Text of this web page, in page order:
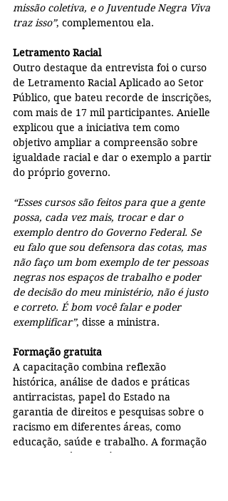
missão coletiva, e o Juventude Negra Viva
traz isso”, complementou ela.
Letramento Racial
Outro destaque da entrevista foi o curso
de Letramento Racial Aplicado ao Setor
Público, que bateu recorde de inscrições,
com mais de 17 mil participantes. Anielle
explicou que a iniciativa tem como
objetivo ampliar a compreensão sobre
igualdade racial e dar o exemplo a partir
do próprio governo.
“Esses cursos são feitos para que a gente
possa, cada vez mais, trocar e dar o
exemplo dentro do Governo Federal. Se
eu falo que sou defensora das cotas, mas
não faço um bom exemplo de ter pessoas
negras nos espaços de trabalho e poder
de decisão do meu ministério, não é justo
e correto. É bom você falar e poder
exemplificar”, disse a ministra.
Formação gratuita
A capacitação combina reflexão
histórica, análise de dados e práticas
antirracistas, papel do Estado na
garantia de direitos e pesquisas sobre o
racismo em diferentes áreas, como
educação, saúde e trabalho. A formação
gratuita está disponível na plataforma da